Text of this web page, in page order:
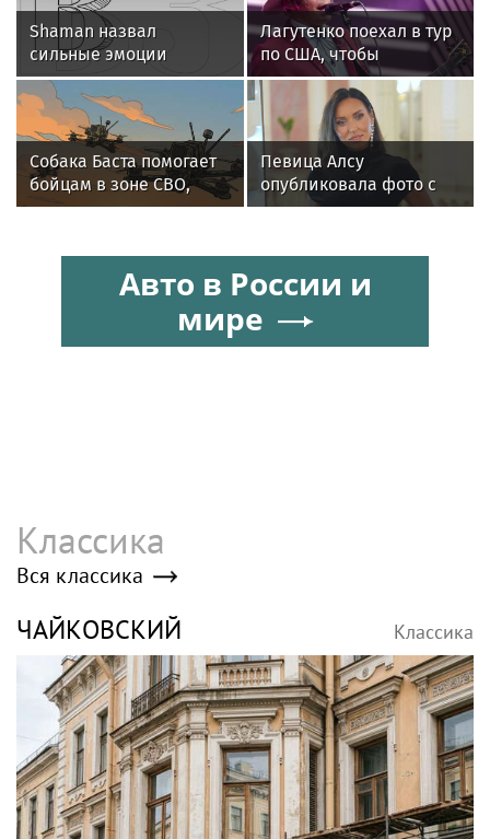
Shaman назвал
сильные эмоции
поклонников причиной
падения ограждений в
Абакане
Лагутенко поехал в тур
по США, чтобы
наскрести на
восстановление
сгоревшего дома
Собака Баста помогает
бойцам в зоне СВО,
предупреждая о дронах
Певица Алсу
опубликовала фото с
родителями из
Башкирии
Авто в России и
мире
Классика
Вся классика
ЧАЙКОВСКИЙ Классика